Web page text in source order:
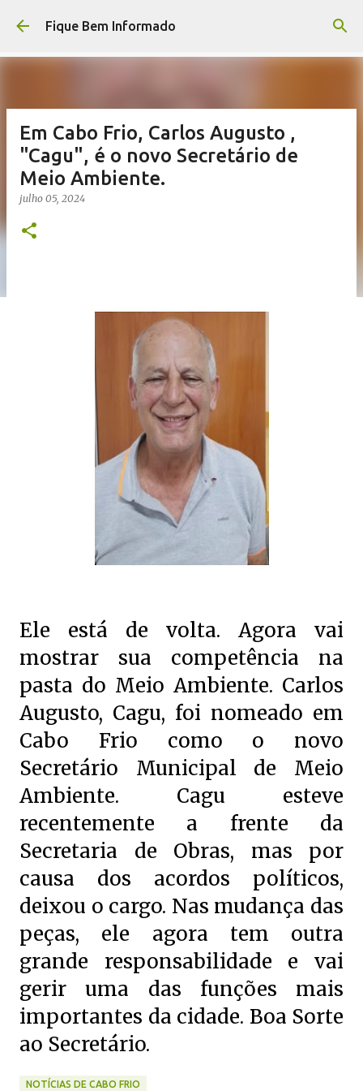
Pular para o conteúdo principal
Fique Bem Informado
Em Cabo Frio, Carlos Augusto ,
"Cagu", é o novo Secretário de
Meio Ambiente.
julho 05, 2024
Ele está de volta. Agora vai
mostrar sua competência na
pasta do Meio Ambiente. Carlos
Augusto, Cagu, foi nomeado em
Cabo Frio como o novo
Secretário Municipal de Meio
Ambiente. Cagu esteve
recentemente a frente da
Secretaria de Obras, mas por
causa dos acordos políticos,
deixou o cargo. Nas mudança das
peças, ele agora tem outra
grande responsabilidade e vai
gerir uma das funções mais
importantes da cidade. Boa Sorte
ao Secretário.
NOTÍCIAS DE CABO FRIO